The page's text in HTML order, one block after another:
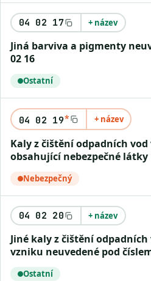
04 02 17 + název
Jiná barviva a pigmenty neuvedené pod číslem 04
02 16
Ostatní
04 02 19* + název
Kaly z čištění odpadních vod v místě jejich vzniku
obsahující nebezpečné látky
Nebezpečný
04 02 20 + název
Jiné kaly z čištění odpadních vod v místě jejich
vzniku neuvedené pod
Ostatní